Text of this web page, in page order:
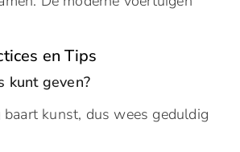
en Tips
kunt geven?
kunst, dus wees geduldig